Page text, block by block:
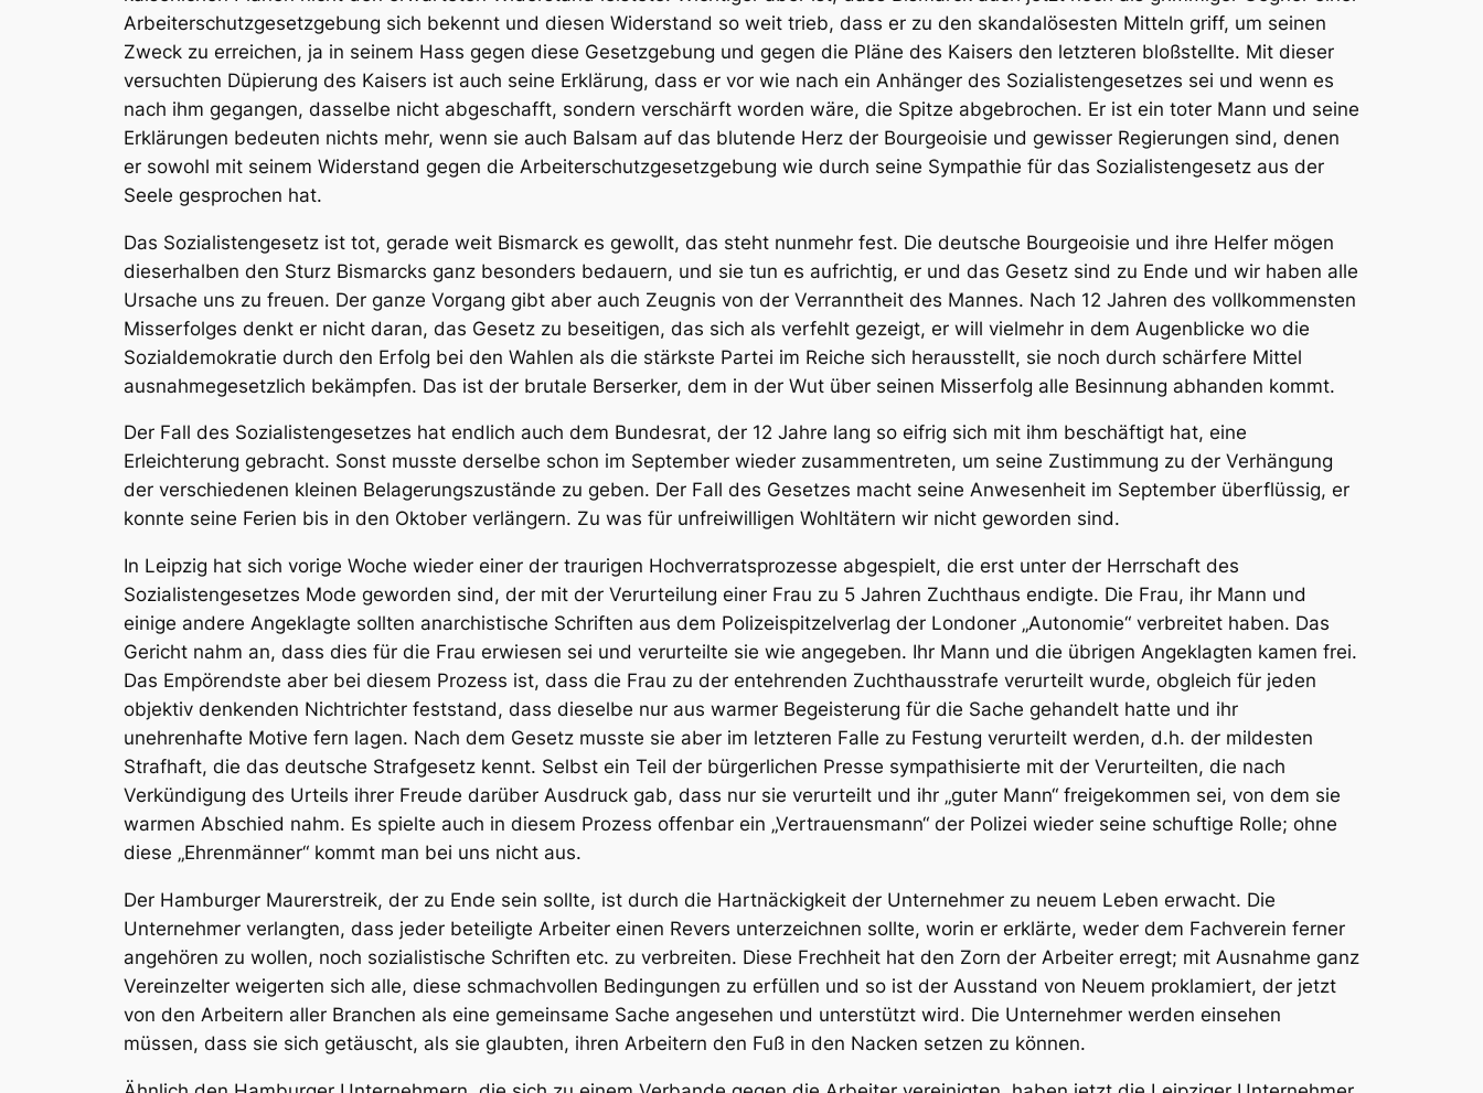
Arbeiterschutzgesetzgebung sich bekennt und diesen Widerstand so weit trieb, dass er zu den skandalösesten Mitteln griff, um seinen
Zweck zu erreichen, ja in seinem Hass gegen diese Gesetzgebung und gegen die Pläne des Kaisers den letzteren bloßstellte. Mit dieser
versuchten Düpierung des Kaisers ist auch seine Erklärung, dass er vor wie nach ein Anhänger des Sozialistengesetzes sei und wenn es
nach ihm gegangen, dasselbe nicht abgeschafft, sondern verschärft worden wäre, die Spitze abgebrochen. Er ist ein toter Mann und seine
Erklärungen bedeuten nichts mehr, wenn sie auch Balsam auf das blutende Herz der Bourgeoisie und gewisser Regierungen sind, denen
er sowohl mit seinem Widerstand gegen die Arbeiterschutzgesetzgebung wie durch seine Sympathie für das Sozialistengesetz aus der
Seele gesprochen hat.
Das Sozialistengesetz ist tot, gerade weit Bismarck es gewollt, das steht nunmehr fest. Die deutsche Bourgeoisie und ihre Helfer mögen
dieserhalben den Sturz Bismarcks ganz besonders bedauern, und sie tun es aufrichtig, er und das Gesetz sind zu Ende und wir haben alle
Ursache uns zu freuen. Der ganze Vorgang gibt aber auch Zeugnis von der Verranntheit des Mannes. Nach 12 Jahren des vollkommensten
Misserfolges denkt er nicht daran, das Gesetz zu beseitigen, das sich als verfehlt gezeigt, er will vielmehr in dem Augenblicke wo die
Sozialdemokratie durch den Erfolg bei den Wahlen als die stärkste Partei im Reiche sich herausstellt, sie noch durch schärfere Mittel
ausnahmegesetzlich bekämpfen. Das ist der brutale Berserker, dem in der Wut über seinen Misserfolg alle Besinnung abhanden kommt.
Der Fall des Sozialistengesetzes hat endlich auch dem Bundesrat, der 12 Jahre lang so eifrig sich mit ihm beschäftigt hat, eine
Erleichterung gebracht. Sonst musste derselbe schon im September wieder zusammentreten, um seine Zustimmung zu der Verhängung
der verschiedenen kleinen Belagerungszustände zu geben. Der Fall des Gesetzes macht seine Anwesenheit im September überflüssig, er
konnte seine Ferien bis in den Oktober verlängern. Zu was für unfreiwilligen Wohltätern wir nicht geworden sind.
In Leipzig hat sich vorige Woche wieder einer der traurigen Hochverratsprozesse abgespielt, die erst unter der Herrschaft des
Sozialistengesetzes Mode geworden sind, der mit der Verurteilung einer Frau zu 5 Jahren Zuchthaus endigte. Die Frau, ihr Mann und
einige andere Angeklagte sollten anarchistische Schriften aus dem Polizeispitzelverlag der Londoner „Autonomie“ verbreitet haben. Das
Gericht nahm an, dass dies für die Frau erwiesen sei und verurteilte sie wie angegeben. Ihr Mann und die übrigen Angeklagten kamen frei.
Das Empörendste aber bei diesem Prozess ist, dass die Frau zu der entehrenden Zuchthausstrafe verurteilt wurde, obgleich für jeden
objektiv denkenden Nichtrichter feststand, dass dieselbe nur aus warmer Begeisterung für die Sache gehandelt hatte und ihr
unehrenhafte Motive fern lagen. Nach dem Gesetz musste sie aber im letzteren Falle zu Festung verurteilt werden, d.h. der mildesten
Strafhaft, die das deutsche Strafgesetz kennt. Selbst ein Teil der bürgerlichen Presse sympathisierte mit der Verurteilten, die nach
Verkündigung des Urteils ihrer Freude darüber Ausdruck gab, dass nur sie verurteilt und ihr „guter Mann“ freigekommen sei, von dem sie
warmen Abschied nahm. Es spielte auch in diesem Prozess offenbar ein „Vertrauensmann“ der Polizei wieder seine schuftige Rolle; ohne
diese „Ehrenmänner“ kommt man bei uns nicht aus.
Der Hamburger Maurerstreik, der zu Ende sein sollte, ist durch die Hartnäckigkeit der Unternehmer zu neuem Leben erwacht. Die
Unternehmer verlangten, dass jeder beteiligte Arbeiter einen Revers unterzeichnen sollte, worin er erklärte, weder dem Fachverein ferner
angehören zu wollen, noch sozialistische Schriften etc. zu verbreiten. Diese Frechheit hat den Zorn der Arbeiter erregt; mit Ausnahme ganz
Vereinzelter weigerten sich alle, diese schmachvollen Bedingungen zu erfüllen und so ist der Ausstand von Neuem proklamiert, der jetzt
von den Arbeitern aller Branchen als eine gemeinsame Sache angesehen und unterstützt wird. Die Unternehmer werden einsehen
müssen, dass sie sich getäuscht, als sie glaubten, ihren Arbeitern den Fuß in den Nacken setzen zu können.